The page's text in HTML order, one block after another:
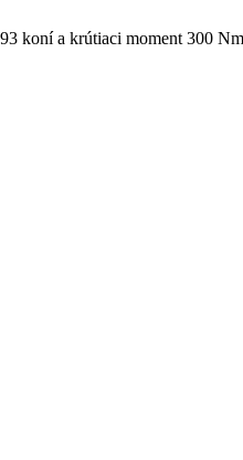
koní a krútiaci moment 300